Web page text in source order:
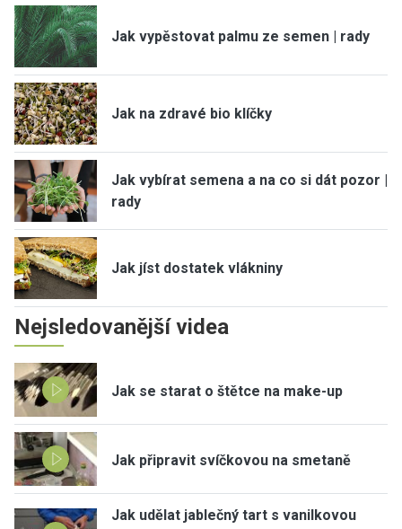
Jak vypěstovat palmu ze semen | rady
Jak na zdravé bio klíčky
Jak vybírat semena a na co si dát pozor |
rady
Jak jíst dostatek vlákniny
Nejsledovanější videa
Jak se starat o štětce na make-up
Jak připravit svíčkovou na smetaně
Jak udělat jablečný tart s vanilkovou